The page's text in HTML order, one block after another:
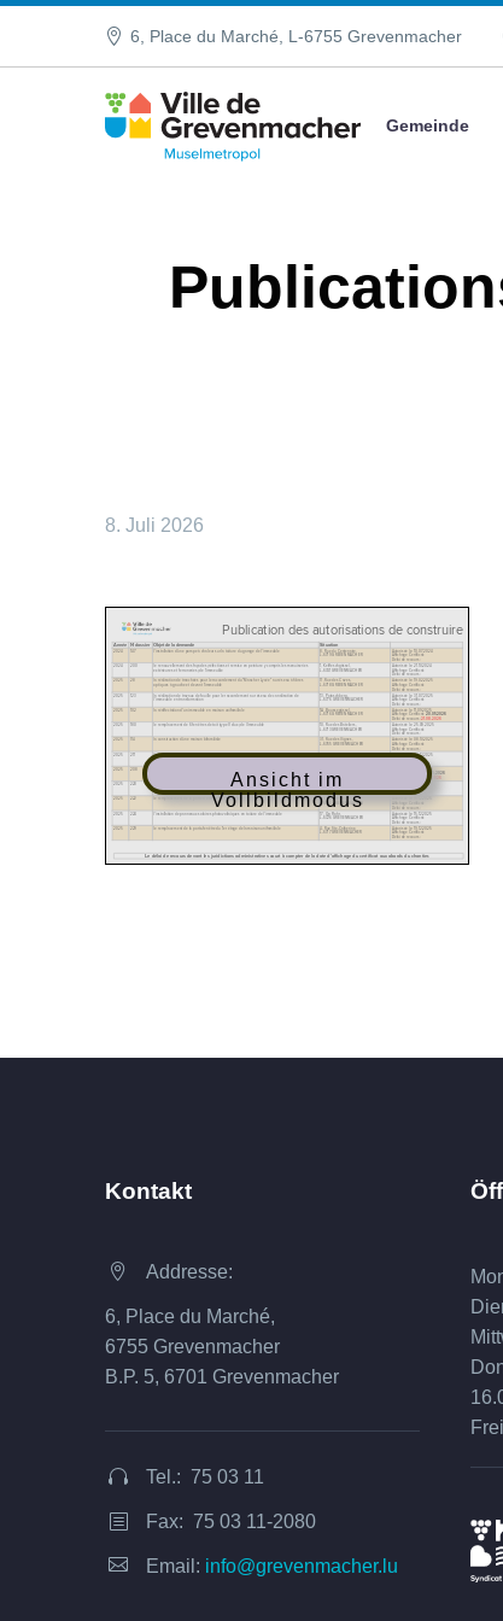
6, Place du Marché, L-6755 Grevenmacher
Gemeinde
8. Juli 2026
Ansicht im
Vollbildmodus
Kontakt

 Addresse:
6, Place du Marché,
6755 Grevenmacher
B.P. 5, 6701 Grevenmacher

 Tel.: 75 03 11
b
b Fax: 75 03 11-2080

 Email: info@grevenmacher.lu